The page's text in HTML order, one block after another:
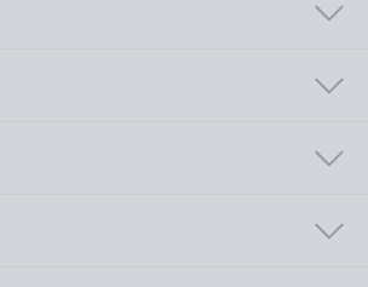
に対する相談をしている
ンジニアに質問できる場がある